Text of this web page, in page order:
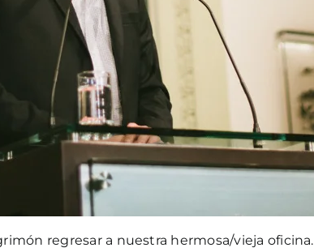
regresar a nuestra hermosa/vieja oficina.